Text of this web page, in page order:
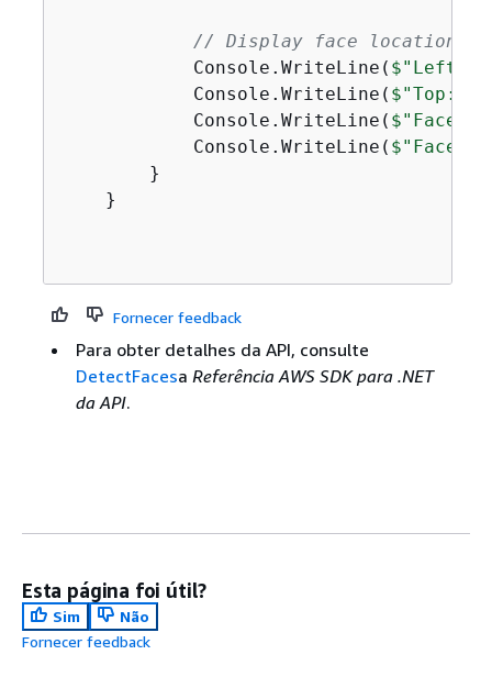
// Display face location
            Console.WriteLine(
$"Left:
            Console.WriteLine(
$"Top:
            Console.WriteLine(
$"Face
            Console.WriteLine(
$"Face
        }
    }
Fornecer feedback
Para obter detalhes da API, consulte
DetectFacesa Referência AWS SDK para .NET
da API.
Esta página foi útil?
Sim
Não
Fornecer feedback